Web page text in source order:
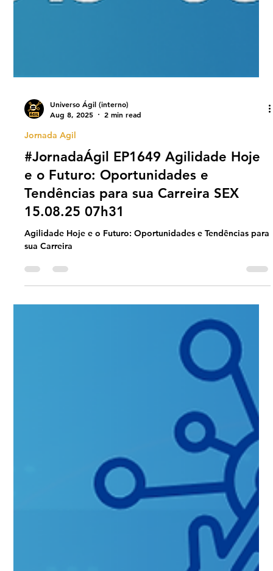
Aug 8, 2025
Jornada Agil
#JornadaÁgil EP1649 Agilidade Hoje
e o Futuro: Oportunidades e
Tendências para sua Carreira SEX
15.08.25 07h31
sua Carreira